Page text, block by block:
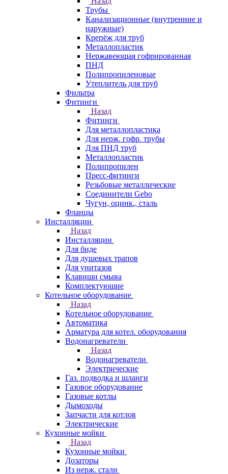
Трубы
Канализационные (внутренние и
наружные)
Крепёж для труб
Металлопластик
Нержавеющая гофрированная
ПНД
Полипропиленовые
Утеплитель для труб
Фильтра
Фитинги
Назад
Фитинги
Для металлопластика
Для нерж. гофр. трубы
Для ПНД труб
Металлопластик
Полипропилен
Пресс-фитинги
Резьбовые металлические
Соединители Gebo
Чугун, оцинк., сталь
Фланцы
Инсталляции
Назад
Инсталляции
Для биде
Для душевых трапов
Для унитазов
Клавиши смыва
Комплектующие
Котельное оборудование
Назад
Котельное оборудование
Автоматика
Арматура для котел. оборудования
Водонагреватели
Назад
Водонагреватели
Электрические
Газ. подводка и шланги
Газовое оборудование
Газовые котлы
Дымоходы
Запчасти для котлов
Электрические
Кухонные мойки
Назад
Кухонные мойки
Дозаторы
Из нерж. стали